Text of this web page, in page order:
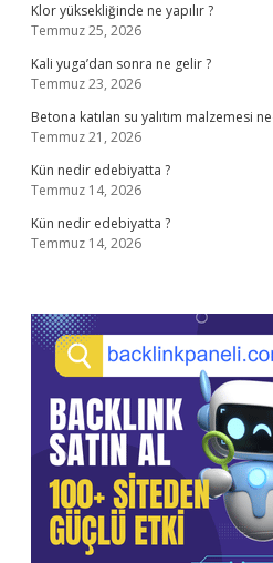
Klor yüksekliğinde ne yapılır ?
Temmuz 25, 2026
Kali yuga’dan sonra ne gelir ?
Temmuz 23, 2026
Betona katılan su yalıtım malzemesi
Temmuz 21, 2026
Kün nedir edebiyatta ?
Temmuz 14, 2026
Kün nedir edebiyatta ?
Temmuz 14, 2026